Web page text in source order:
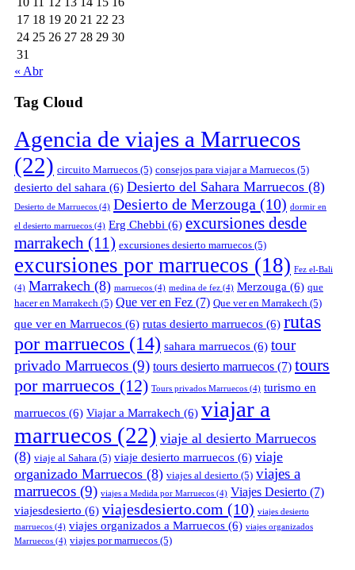
17 18 19 20 21 22 23
24 25 26 27 28 29 30
31
« Abr
Tag Cloud
Agencia de viajes a Marruecos
(22) circuito Marruecos (5) consejos para viajar a Marruecos (5)
desierto del sahara (6) Desierto del Sahara Marruecos (8)
Desierto de Marruecos (4) Desierto de Merzouga (10) dormir en
el desierto marruecos (4) Erg Chebbi (6) excursiones desde
marrakech (11) excursiones desierto marruecos (5)
excursiones por marruecos (18) Fez el-Bali
(4) Marrakech (8) marruecos (4) medina de fez (4) Merzouga (6) que
hacer en Marrakech (5) Que ver en Fez (7) Que ver en Marrakech (5)
que ver en Marruecos (6) rutas desierto marruecos (6) rutas
por marruecos (14) sahara marruecos (6) tour
privado Marruecos (9) tours desierto marruecos (7) tours
por marruecos (12) Tours privados Marruecos (4) turismo en
marruecos (6) Viajar a Marrakech (6) viajar a
marruecos (22) viaje al desierto Marruecos
(8) viaje al Sahara (5) viaje desierto marruecos (6) viaje
organizado Marruecos (8) viajes al desierto (5) viajes a
marruecos (9) viajes a Medida por Marruecos (4) Viajes Desierto (7)
viajesdesierto (6) viajesdesierto.com (10) viajes desierto
marruecos (4) viajes organizados a Marruecos (6) viajes organizados
Marruecos (4) viajes por marruecos (5)